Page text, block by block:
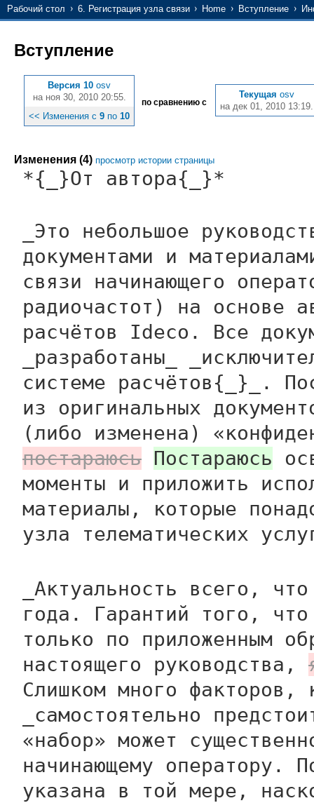
Рабочий стол 6. Регистрация узла связи Home Вступление
Вступление
Версия 10 osv
на ноя 30, 2010 20:55.
<< Изменения с 9 по 10
по сравнению с
Текущая osv
на дек 01, 2010 13:19.
Изменения (4) просмотр истории страницы
*{_}От автора{_}*
_Это небольшое
документами и
связи начинающего
радиочастот) на основе
расчётов Ideco. Все
_разработаны_
системе расчётов{_}_.
из оригинальных
(либо изменена)
постараюсь Постараюсь
моменты и приложить
материалы, которые
узла телематических
_Актуальность всего,
года. Гарантий того,
только по приложенным
настоящего руководства,
Слишком много
_самостоятельно
«набор» может
начинающему оператору.
указана в той мере,